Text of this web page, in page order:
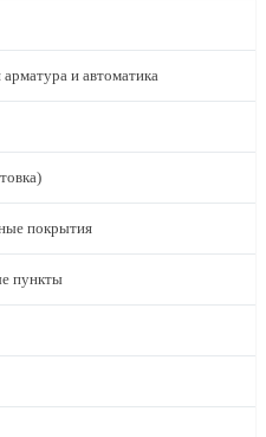
и автоматика
покрытия
пункты